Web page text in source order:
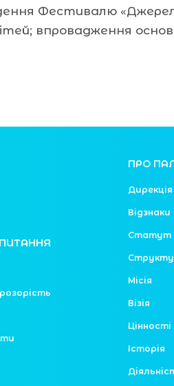
Фестивалю
впровадження
ПИТАННЯ
ПРО
Дирекція
Відзнаки
Статут
Місія
Візія
Цінності
Історія